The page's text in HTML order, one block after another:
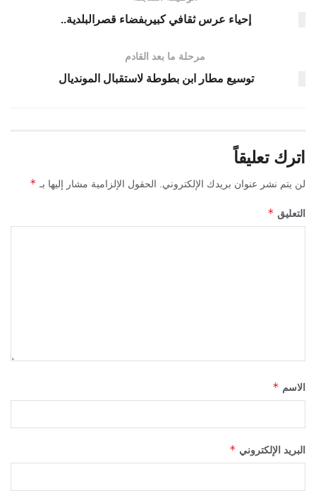
إحياء عرس ثقافي كبيربفضاء قصرالبلدية..
مرحلة ما بعد القادم
توسيع مطار ابن بطوطة لاستقبال المونديال
اترك تعليقاً
لن يتم نشر عنوان بريدك الإلكتروني. الحقول الإلزامية مشار إليها بـ *
التعليق *
الاسم *
البريد الإلكتروني *